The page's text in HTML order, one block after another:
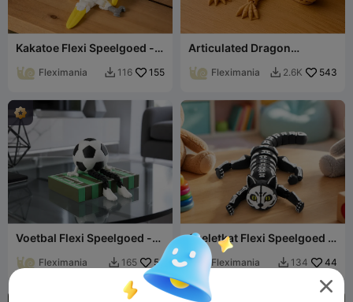
Kakatoe Flexi Speelgoed -
Fleximania  116 155
Articulated Dragon
Fantasy Toy
Fleximania  2.6K 543
Voetbal Flexi Speelgoed -
Verzamelobject
Fleximania  165 56
Skeletkat Flexi Speelgoed -
Gearticuleerd
Verzamelobject
Fleximania  134 44
